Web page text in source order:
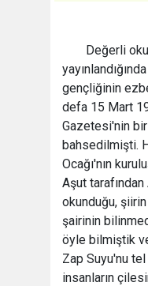
Değerli
gençliğinin
defa 15 Mart
Gazetesi'nin
bahsedilmişti.
Ocağı'nın
Aşut
okunduğu,
şairinin
öyle bilmiştik
Zap Suyu'nu
insanların